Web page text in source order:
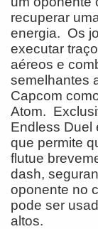
recuperar
energia. Os
executar
aéreos e
semelhantes
Capcom
Atom.
Endless Duel
que permite
flutue
dash,
oponente no
pode ser
altos.